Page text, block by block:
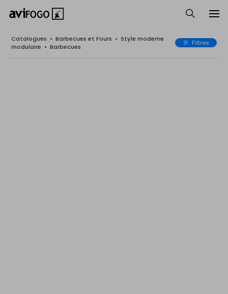
Catalogues • Barbecues et Fours • Style moderne
modulaire • Barbecues Filtres